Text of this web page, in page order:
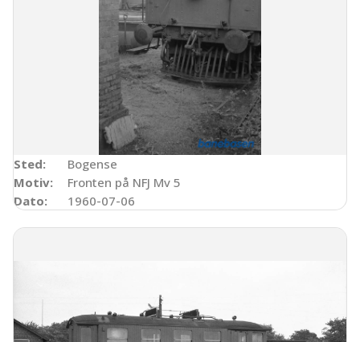
Sted:
Bogense
Motiv:
Fronten på NFJ Mv 5
Dato:
1960-07-06